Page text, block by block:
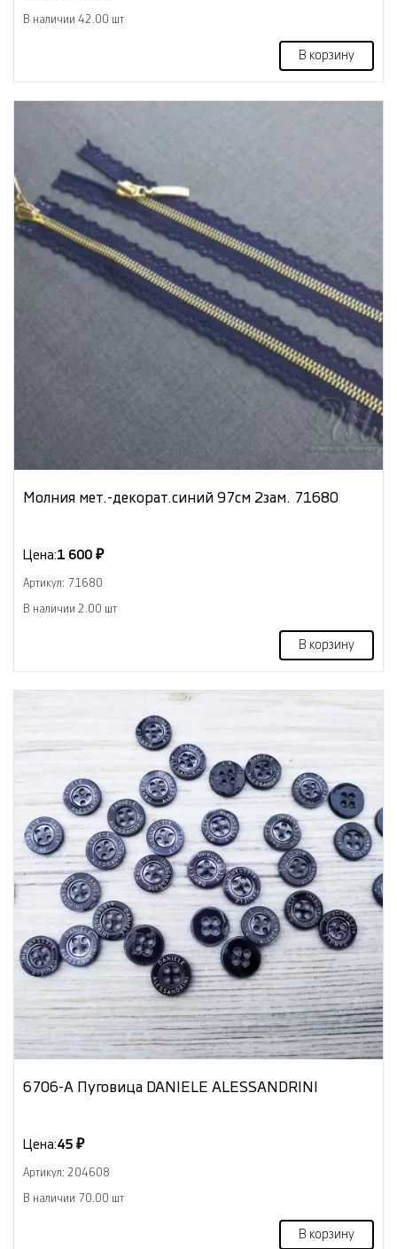
В наличии 42.00 шт
В корзину
Молния мет.-декорат.синий 97см 2зам. 71680
Цена:1 600 ₽
Артикул: 71680
В наличии 2.00 шт
В корзину
6706-А Пуговица DANIELE ALESSANDRINI
Цена:45 ₽
Артикул: 204608
В наличии 70.00 шт
В корзину